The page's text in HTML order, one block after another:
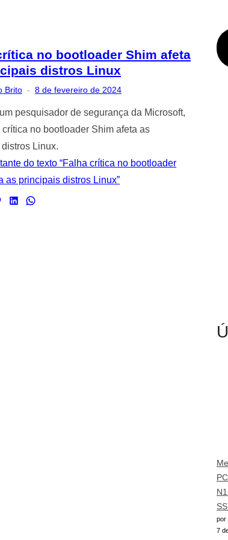
no bootloader Shim afeta
distros Linux
Brito
Posted
8 de fevereiro de 2024
pesquisador de segurança da Microsoft,
crítica no bootloader Shim afeta as
Linux.
do texto “Falha crítica no bootloader
as principais distros Linux”
por
7